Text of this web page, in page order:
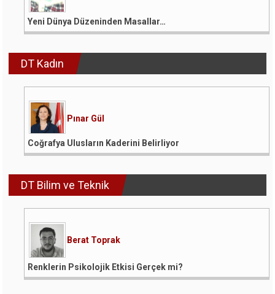
Yeni Dünya Düzeninden Masallar…
DT Kadın
Pınar Gül
Coğrafya Ulusların Kaderini Belirliyor
DT Bilim ve Teknik
Berat Toprak
Renklerin Psikolojik Etkisi Gerçek mi?